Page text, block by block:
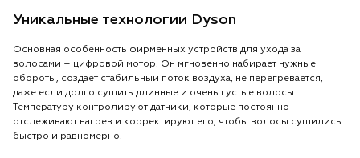
Уникальные технологии Dyson
Основная особенность фирменных устройств для ухода за
волосами – цифровой мотор. Он мгновенно набирает нужные
обороты, создает стабильный поток воздуха, не перегревается,
даже если долго сушить длинные и очень густые волосы.
Температуру контролируют датчики, которые постоянно
отслеживают нагрев и корректируют его, чтобы волосы сушились
быстро и равномерно.